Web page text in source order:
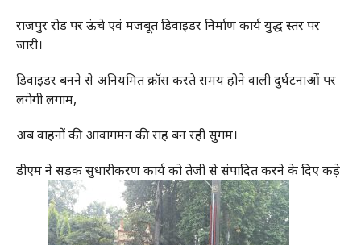
राजपुर रोड पर ऊंचे एवं मजबूत डिवाइडर निर्माण कार्य युद्ध स्तर पर
जारी।
डिवाइडर बनने से अनियमित क्रॉस करते समय होने वाली दुर्घटनाओं पर
लगेगी लगाम,
अब वाहनों की आवागमन की राह बन रही सुगम।
डीएम ने सड़क सुधारीकरण कार्य को तेजी से संपादित करने के दिए कड़े